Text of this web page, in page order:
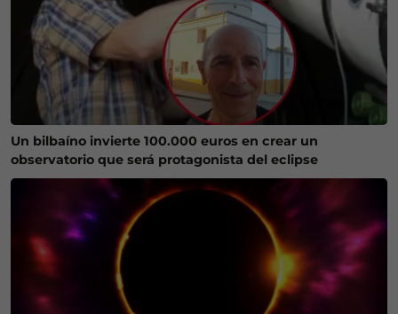
Un bilbaíno invierte 100.000 euros en crear un
observatorio que será protagonista del eclipse